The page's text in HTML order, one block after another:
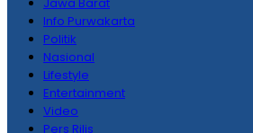
Info Purwakarta
Politik
Nasional
Lifestyle
Entertainment
Video
Pers Rilis